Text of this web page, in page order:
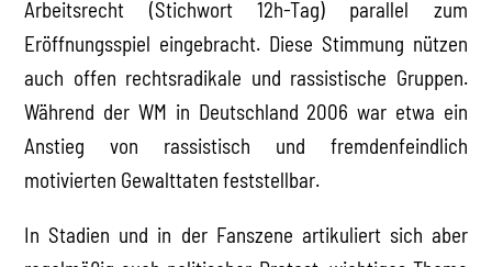
Arbeitsrecht (Stichwort 12h-Tag) parallel zum
Eröffnungsspiel eingebracht. Diese Stimmung nützen
auch offen rechtsradikale und rassistische Gruppen.
Während der WM in Deutschland 2006 war etwa ein
Anstieg von rassistisch und fremdenfeindlich
motivierten Gewalttaten feststellbar.
In Stadien und in der Fanszene artikuliert sich aber